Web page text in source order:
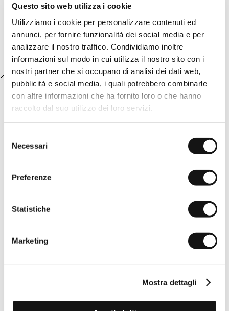
Questo sito web utilizza i cookie
Utilizziamo i cookie per personalizzare contenuti ed
annunci, per fornire funzionalità dei social media e per
analizzare il nostro traffico. Condividiamo inoltre
informazioni sul modo in cui utilizza il nostro sito con i
nostri partner che si occupano di analisi dei dati web,
pubblicità e social media, i quali potrebbero combinarle
con altre informazioni che ha fornito loro o che hanno
raccolto dal suo utilizzo dei loro servizi.
delNecessari
Preferenze
Statistiche
Marketing
Mostra dettagli
- Colore: Spice Orange
14MSP002-02102
€22,50 €45,00
VISTI DI RECENTE